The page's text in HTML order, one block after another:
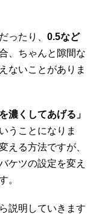
ったり、 0.5など
、ちゃんと隙間な
ないことがありま
濃くしてあげる」
うことになりま
える方法ですが、
ケツの設定を変え
。
説明していきます